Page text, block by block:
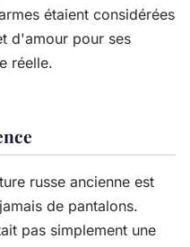
étaient considérées
d'amour pour ses
réelle.
russe ancienne est
de pantalons.
pas simplement une